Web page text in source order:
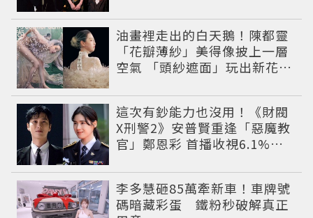
油畫裡走出的白天鵝！陳都靈
「花瓣薄紗」美得像披上一層
空氣 「頭紗遮面」玩出新花樣
這次有鈔能力也沒用！《財閥
X刑警2》安普賢重逢「惡魔教
官」鄭恩彩 首播收視6.1%超
李多慧砸85萬牽新車！車牌號
碼暗藏彩蛋 鐵粉秒破解真正